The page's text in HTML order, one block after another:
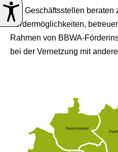
Die Geschäftsstellen beraten
Fördermöglichkeiten,
Rahmen von BBWA-
bei der Vernetzung mit
Reinickendorf